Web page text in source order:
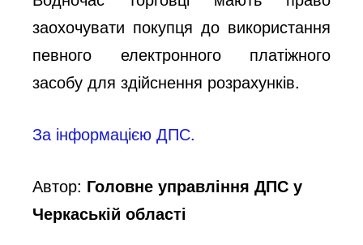
заохочувати покупця до використання
певного електронного платіжного
засобу для здійснення розрахунків.
За інформацією ДПС.
Автор: Головне управління ДПС у
Черкаській області